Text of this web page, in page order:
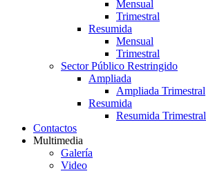
Mensual
Trimestral
Resumida
Mensual
Trimestral
Sector Público Restringido
Ampliada
Ampliada Trimestral
Resumida
Resumida Trimestral
Contactos
Multimedia
Galería
Video